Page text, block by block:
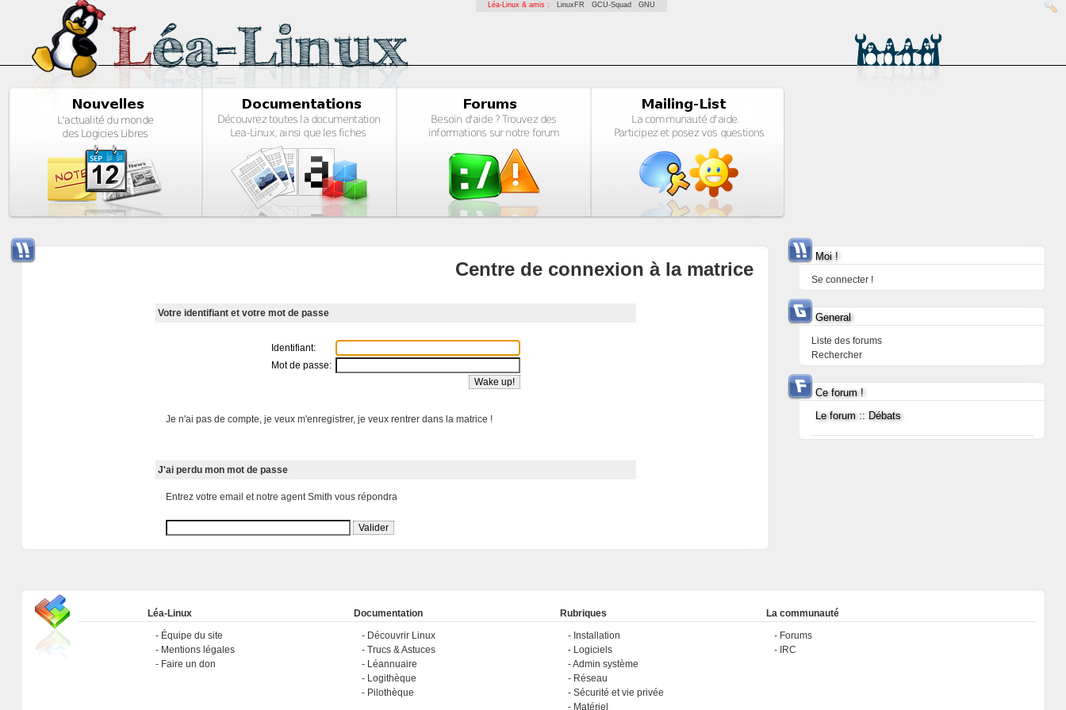
Léa-Linux & amis : LinuxFR GCU-Squad GNU
Centre de connexion à la matrice
Votre identifiant et votre mot de passe
Identifiant:
Mot de passe:
Je n'ai pas de compte, je veux m'enregistrer, je veux rentrer dans la matrice !
J'ai perdu mon mot de passe
Entrez votre email et notre agent Smith vous répondra
Moi !
Se connecter !
General
Liste des forums
Rechercher
Ce forum !
Le forum :: Débats
Léa-Linux
Équipe du site
Mentions légales
Faire un don
Documentation
Découvrir Linux
Trucs & Astuces
Léannuaire
Logithèque
Pilothèque
Rubriques
Installation
Logiciels
Admin système
Réseau
Sécurité et vie privée
Matériel
La communauté
Forums
IRC